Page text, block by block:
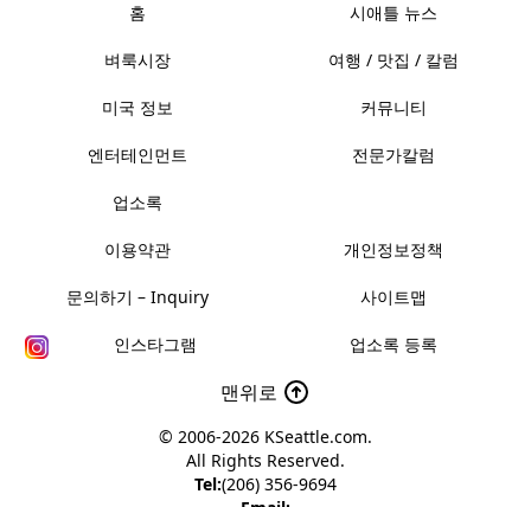
홈 시애틀 뉴스
벼룩시장 여행 / 맛집 / 칼럼
미국 정보 커뮤니티
엔터테인먼트 전문가칼럼
업소록
이용약관 개인정보정책
문의하기 – Inquiry 사이트맵
인스타그램 업소록 등록
맨위로
© 2006-2026 KSeattle.com.
All Rights Reserved.
Tel:(206) 356-9694